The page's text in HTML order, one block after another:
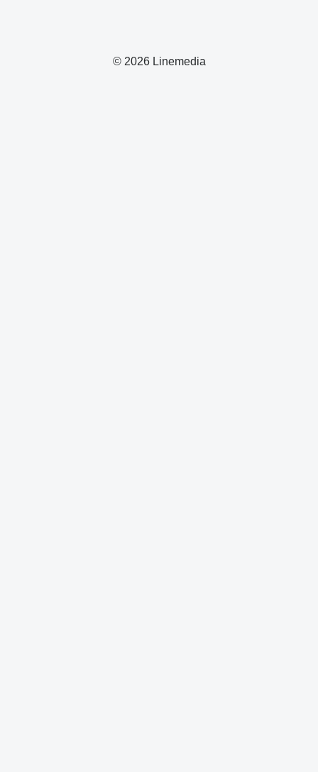
© 2026 Linemedia